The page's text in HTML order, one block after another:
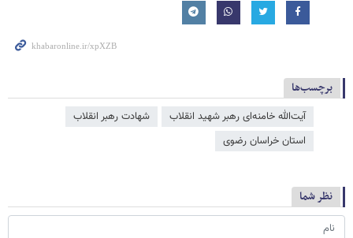
برچسب‌ها
آیت‌الله خامنه‌ای رهبر شهید انقلاب
شهادت رهبر انقلاب
استان خراسان رضوی
نظر شما